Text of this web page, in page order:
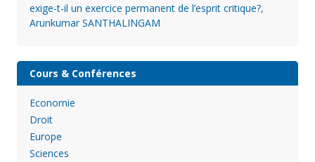
exige-t-il un exercice permanent de l’esprit critique?,
Arunkumar SANTHALINGAM
Cours & Conférences
Economie
Droit
Europe
Sciences